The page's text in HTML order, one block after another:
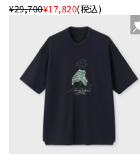
¥29,700¥17,820(税込)